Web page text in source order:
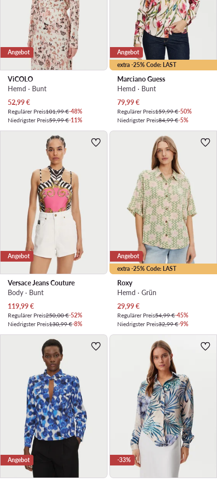
Angebot
ViCOLO
Hemd · Bunt
Aktueller Preis
52,99€
Regulärer Preis101,99 €-48%
Niedrigster Preis59,99 €-11%
extra -25% Code: LAST
Angebot
Marciano Guess
Hemd · Bunt
Aktueller Preis
79,99€
Regulärer Preis159,99 €-50%
Niedrigster Preis84,99 €-5%
Angebot
Versace Jeans Couture
Body · Bunt
Aktueller Preis
119,99€
Regulärer Preis250,00 €-52%
Niedrigster Preis130,99 €-8%
extra -25% Code: LAST
Angebot
Roxy
Hemd · Grün
Aktueller Preis
29,99€
Regulärer Preis54,99 €-45%
Niedrigster Preis32,99 €-9%
Angebot -33%